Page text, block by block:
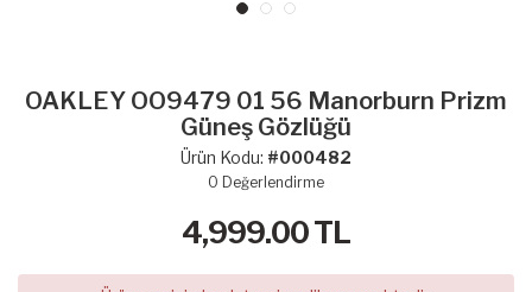
OAKLEY OO9479 01 56 Manorburn Prizm
Güneş Gözlüğü
Ürün Kodu: #000482
0 Değerlendirme
4,999.00TL